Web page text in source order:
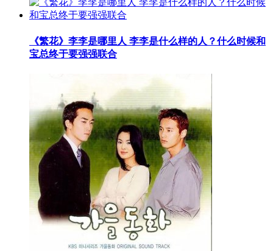
​《繁花》李李是哪里人 李李是什么样的人？什么时候和
宝总终于要强强联合